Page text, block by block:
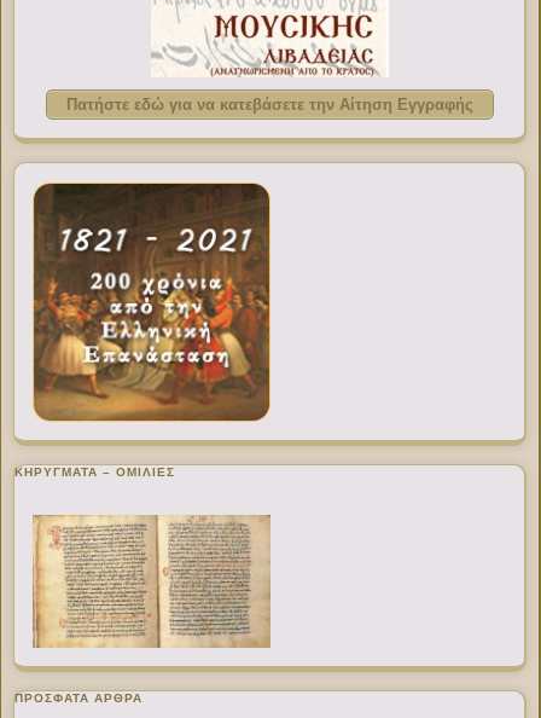
Πατήστε εδώ για να κατεβάσετε την Αίτηση Εγγραφής
ΚΗΡΥΓΜΑΤΑ – ΟΜΙΛΙΕΣ
ΠΡΌΣΦΑΤΑ ΆΡΘΡΑ